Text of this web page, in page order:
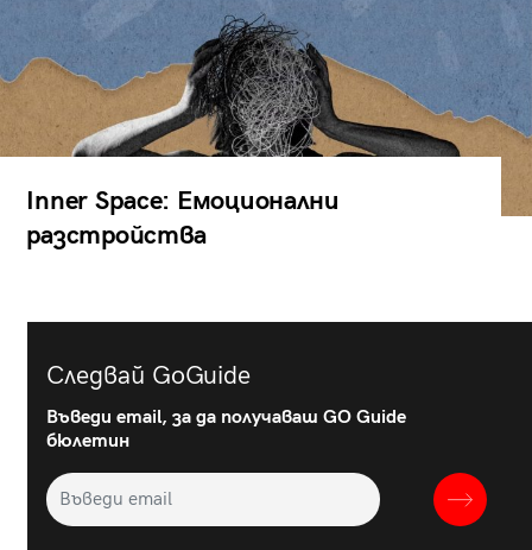
Inner Space: Емоционални
разстройства
Следвай GoGuide
Въведи email, за да получаваш GO Guide
бюлетин